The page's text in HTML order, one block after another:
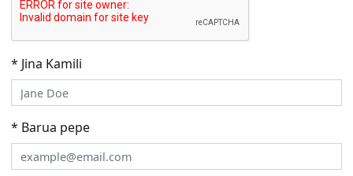
* Jina Kamili
* Barua pepe